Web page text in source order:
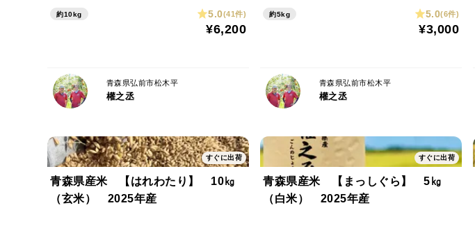
約10kg 5.0(41件)
¥6,200
青森県弘前市松木平
權之丞
約5kg 5.0(6件)
¥3,000
青森県弘前市松木平
權之丞
すぐに出荷
青森県産米 【はれわたり】 10㎏
（玄米） 2025年産
すぐに出荷
青森県産米 【まっしぐら】 5㎏
（白米） 2025年産